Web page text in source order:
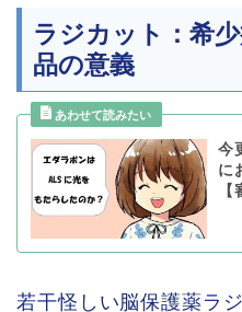
ラジカット：希
品の意義
今
に
若干怪しい脳保護薬ラ